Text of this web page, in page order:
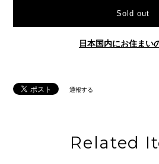
Sold out
日本国内にお住まい
通報する
Related